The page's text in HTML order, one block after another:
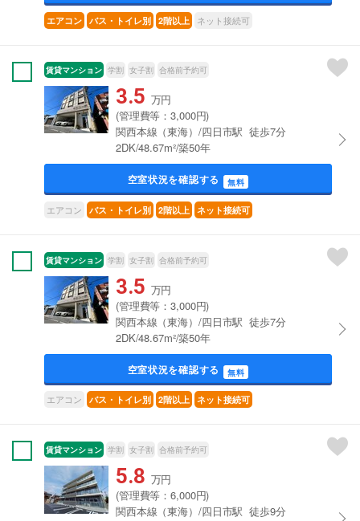
エアコン バス・トイレ別 2階以上 ネット接続可
賃貸マンション 学割 女子割 合格前予約可
3.5 万円
(管理費等：3,000円)
関西本線（東海）/四日市駅 徒歩7分
2DK/48.67m²/築50年
空室状況を確認する 無料
エアコン バス・トイレ別 2階以上 ネット接続可
賃貸マンション 学割 女子割 合格前予約可
3.5 万円
(管理費等：3,000円)
関西本線（東海）/四日市駅 徒歩7分
2DK/48.67m²/築50年
空室状況を確認する 無料
エアコン バス・トイレ別 2階以上 ネット接続可
賃貸マンション 学割 女子割 合格前予約可
5.8 万円
(管理費等：6,000円)
関西本線（東海）/四日市駅 徒歩9分